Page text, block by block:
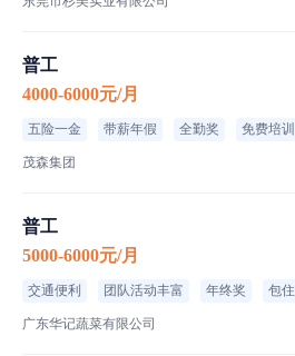
普工
4000-6000元/月
五险一金 带薪年假 全勤奖 免费培训
茂森集团
普工
5000-6000元/月
交通便利 团队活动丰富 年终奖 包住
广东华记蔬菜有限公司